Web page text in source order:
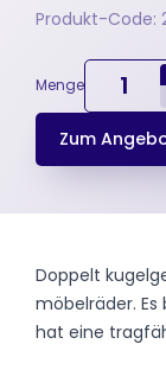
Produkt-Code:
Menge
Zum
Doppelt
möbelräder. Es
hat eine